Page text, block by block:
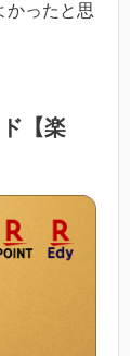
かったと思
【楽